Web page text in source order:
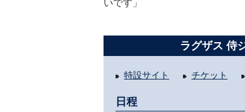
いです」
ラグザス 侍
特設サイト チケット
日程